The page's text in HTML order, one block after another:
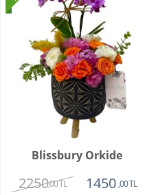
Blissbury Orkide
2250,00 TL 1450 ,00 TL